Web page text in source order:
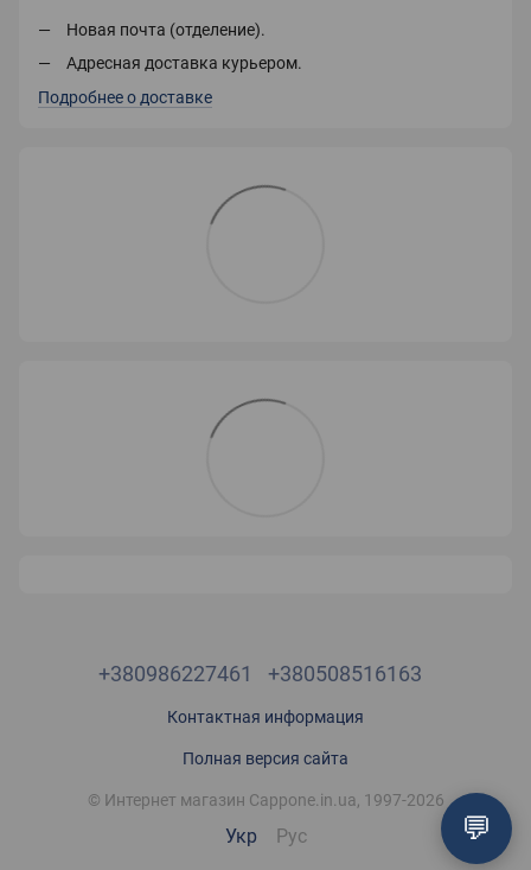
Новая почта (отделение).
Адресная доставка курьером.
Подробнее о доставке
+380986227461 +380508516163
Контактная информация
Полная версия сайта
© Интернет магазин Cappone.in.ua, 1997-2026
Укр Рус 💬